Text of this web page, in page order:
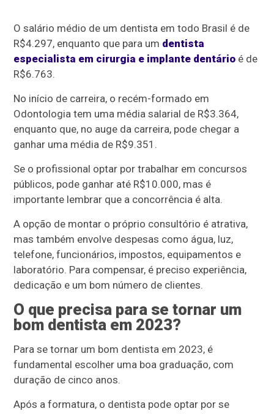
O salário médio de um dentista em todo Brasil é de
R$4.297, enquanto que para um dentista
especialista em cirurgia e implante dentário é de
R$6.763.
No início de carreira, o recém-formado em
Odontologia tem uma média salarial de R$3.364,
enquanto que, no auge da carreira, pode chegar a
ganhar uma média de R$9.351.
Se o profissional optar por trabalhar em concursos
públicos, pode ganhar até R$10.000, mas é
importante lembrar que a concorrência é alta.
A opção de montar o próprio consultório é atrativa,
mas também envolve despesas como água, luz,
telefone, funcionários, impostos, equipamentos e
laboratório. Para compensar, é preciso experiência,
dedicação e um bom número de clientes.
O que precisa para se tornar um
bom dentista em 2023?
Para se tornar um bom dentista em 2023, é
fundamental escolher uma boa graduação, com
duração de cinco anos.
Após a formatura, o dentista pode optar por se